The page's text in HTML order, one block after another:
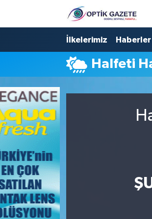
İlkelerimiz Haberler
Halfeti
Nöbetçi Eczaneler
Hava Durumu
İstanbul Namaz Vakitleri
Trafik Durumu
Süper Lig Puan Durumu ve Fikstür
Tüm Manşetler
Son Dakika Haberleri
Haber Arşivi